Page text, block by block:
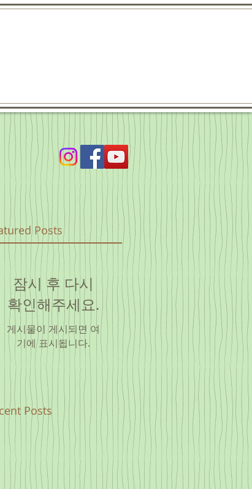
Posts
잠시 후 다시
확인해주세요.
게시물이 게시되면 여
기에 표시됩니다.
Posts